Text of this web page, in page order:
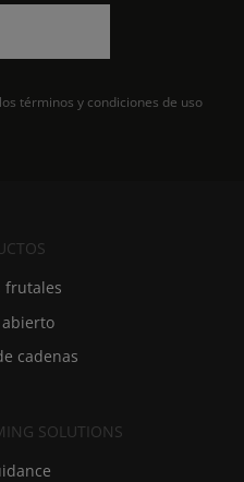
términos y condiciones de uso
frutales
abierto
cadenas
SOLUTIONS